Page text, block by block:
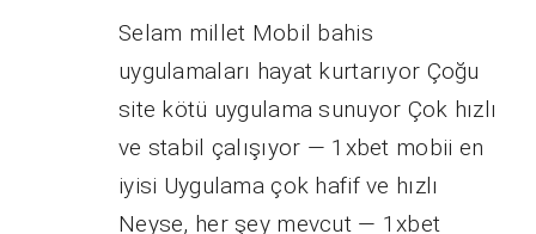
Selam millet Mobil bahis
uygulamaları hayat kurtarıyor Çoğu
site kötü uygulama sunuyor Çok hızlı
ve stabil çalışıyor — 1xbet mobii en
iyisi Uygulama çok hafif ve hızlı
Neyse, her şey mevcut — 1xbet